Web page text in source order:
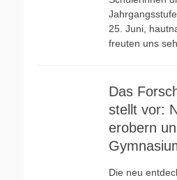
25. Juni,
freuten uns
Das
stellt vor:
erobern
Die neu